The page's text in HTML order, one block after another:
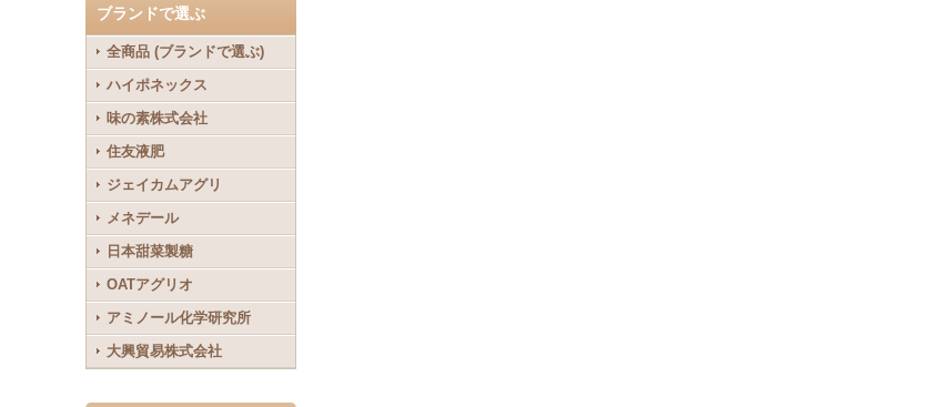
ブランドで選ぶ
全商品 (ブランドで選ぶ)
ハイポネックス
味の素株式会社
住友液肥
ジェイカムアグリ
メネデール
日本甜菜製糖
OATアグリオ
アミノール化学研究所
大興貿易株式会社